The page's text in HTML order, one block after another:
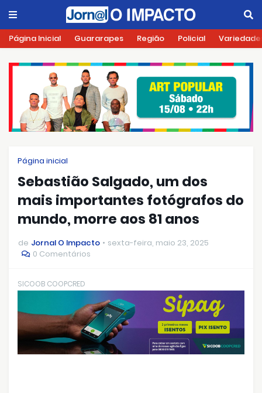
Página Inicial Guararapes Região Policial
Página inicial
Sebastião Salgado, um dos
mais importantes fotógrafos do
mundo, morre aos 81 anos
de Jornal O Impacto
sexta-feira, maio 23, 2025
0 Comentários
SICOOB COOPCRED